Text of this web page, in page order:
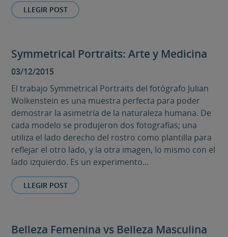
LLEGIR POST
Symmetrical Portraits: Arte y Medicina
03/12/2015
El trabajo Symmetrical Portraits del fotógrafo Julian
Wolkenstein es una muestra perfecta para poder
demostrar la asimetría de la naturaleza humana. De
cada modelo se produjeron dos fotografías; una
utiliza el lado derecho del rostro como plantilla para
reflejar el otro lado, y la otra imagen, lo mismo con el
lado izquierdo. Es un experimento...
LLEGIR POST
Belleza Femenina vs Belleza Masculina